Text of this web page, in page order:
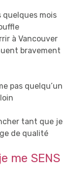
quelques mois
à Vancouver
bravement
pas quelqu’un
tant que je
de qualité
me SENS